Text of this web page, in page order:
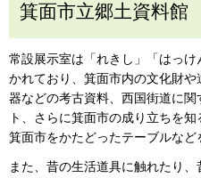
箕面市立郷土資料館
常設展示室は「れきし」「はっ
かれており、箕面市内の文化財
器などの考古資料、西国街道に
ト、さらに箕面市の成り立ちを
箕面市をかたどったテーブルなど
また、昔の生活道具に触れたり